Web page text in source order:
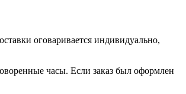
оговаривается индивидуально,
часы. Если заказ был оформлен